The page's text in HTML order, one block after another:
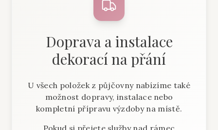
Doprava a instalace
dekorací na přání
U všech položek z půjčovny nabízíme také
možnost dopravy, instalace nebo
kompletní přípravu výzdoby na místě.
Pokud si přejete služby nad rámec